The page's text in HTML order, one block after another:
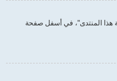
هذا المنتدى"، في أسفل صفحة